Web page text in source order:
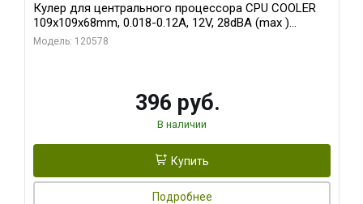
Кулер для центрального процессора CPU COOLER
109x109x68mm, 0.018-0.12A, 12V, 28dBA (max )
+/-10%
Модель: 120578
396 руб.
В наличии
Купить
Подробнее